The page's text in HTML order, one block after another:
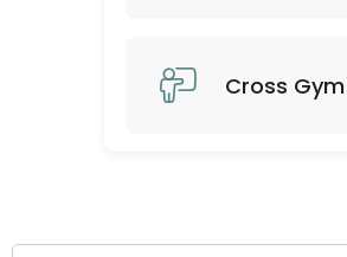
Cross Gym